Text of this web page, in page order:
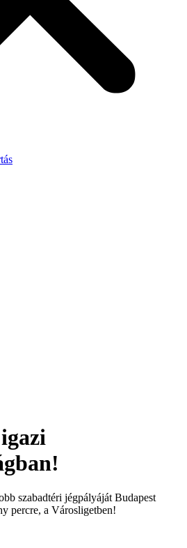
szabadtéri jégpályáját Budapest
percre, a Városligetben!